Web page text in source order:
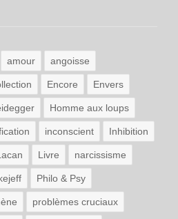
amour angoisse
Encore Envers
Homme aux loups
inconscient Inhibition
Livre narcissisme
Philo & Psy
problèmes cruciaux